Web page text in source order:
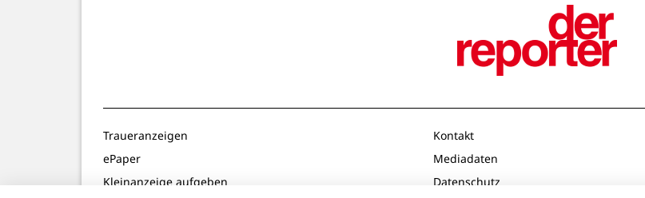
Traueranzeigen
ePaper
Kleinanzeige aufgeben
Kontakt
Mediadaten
Datenschutz